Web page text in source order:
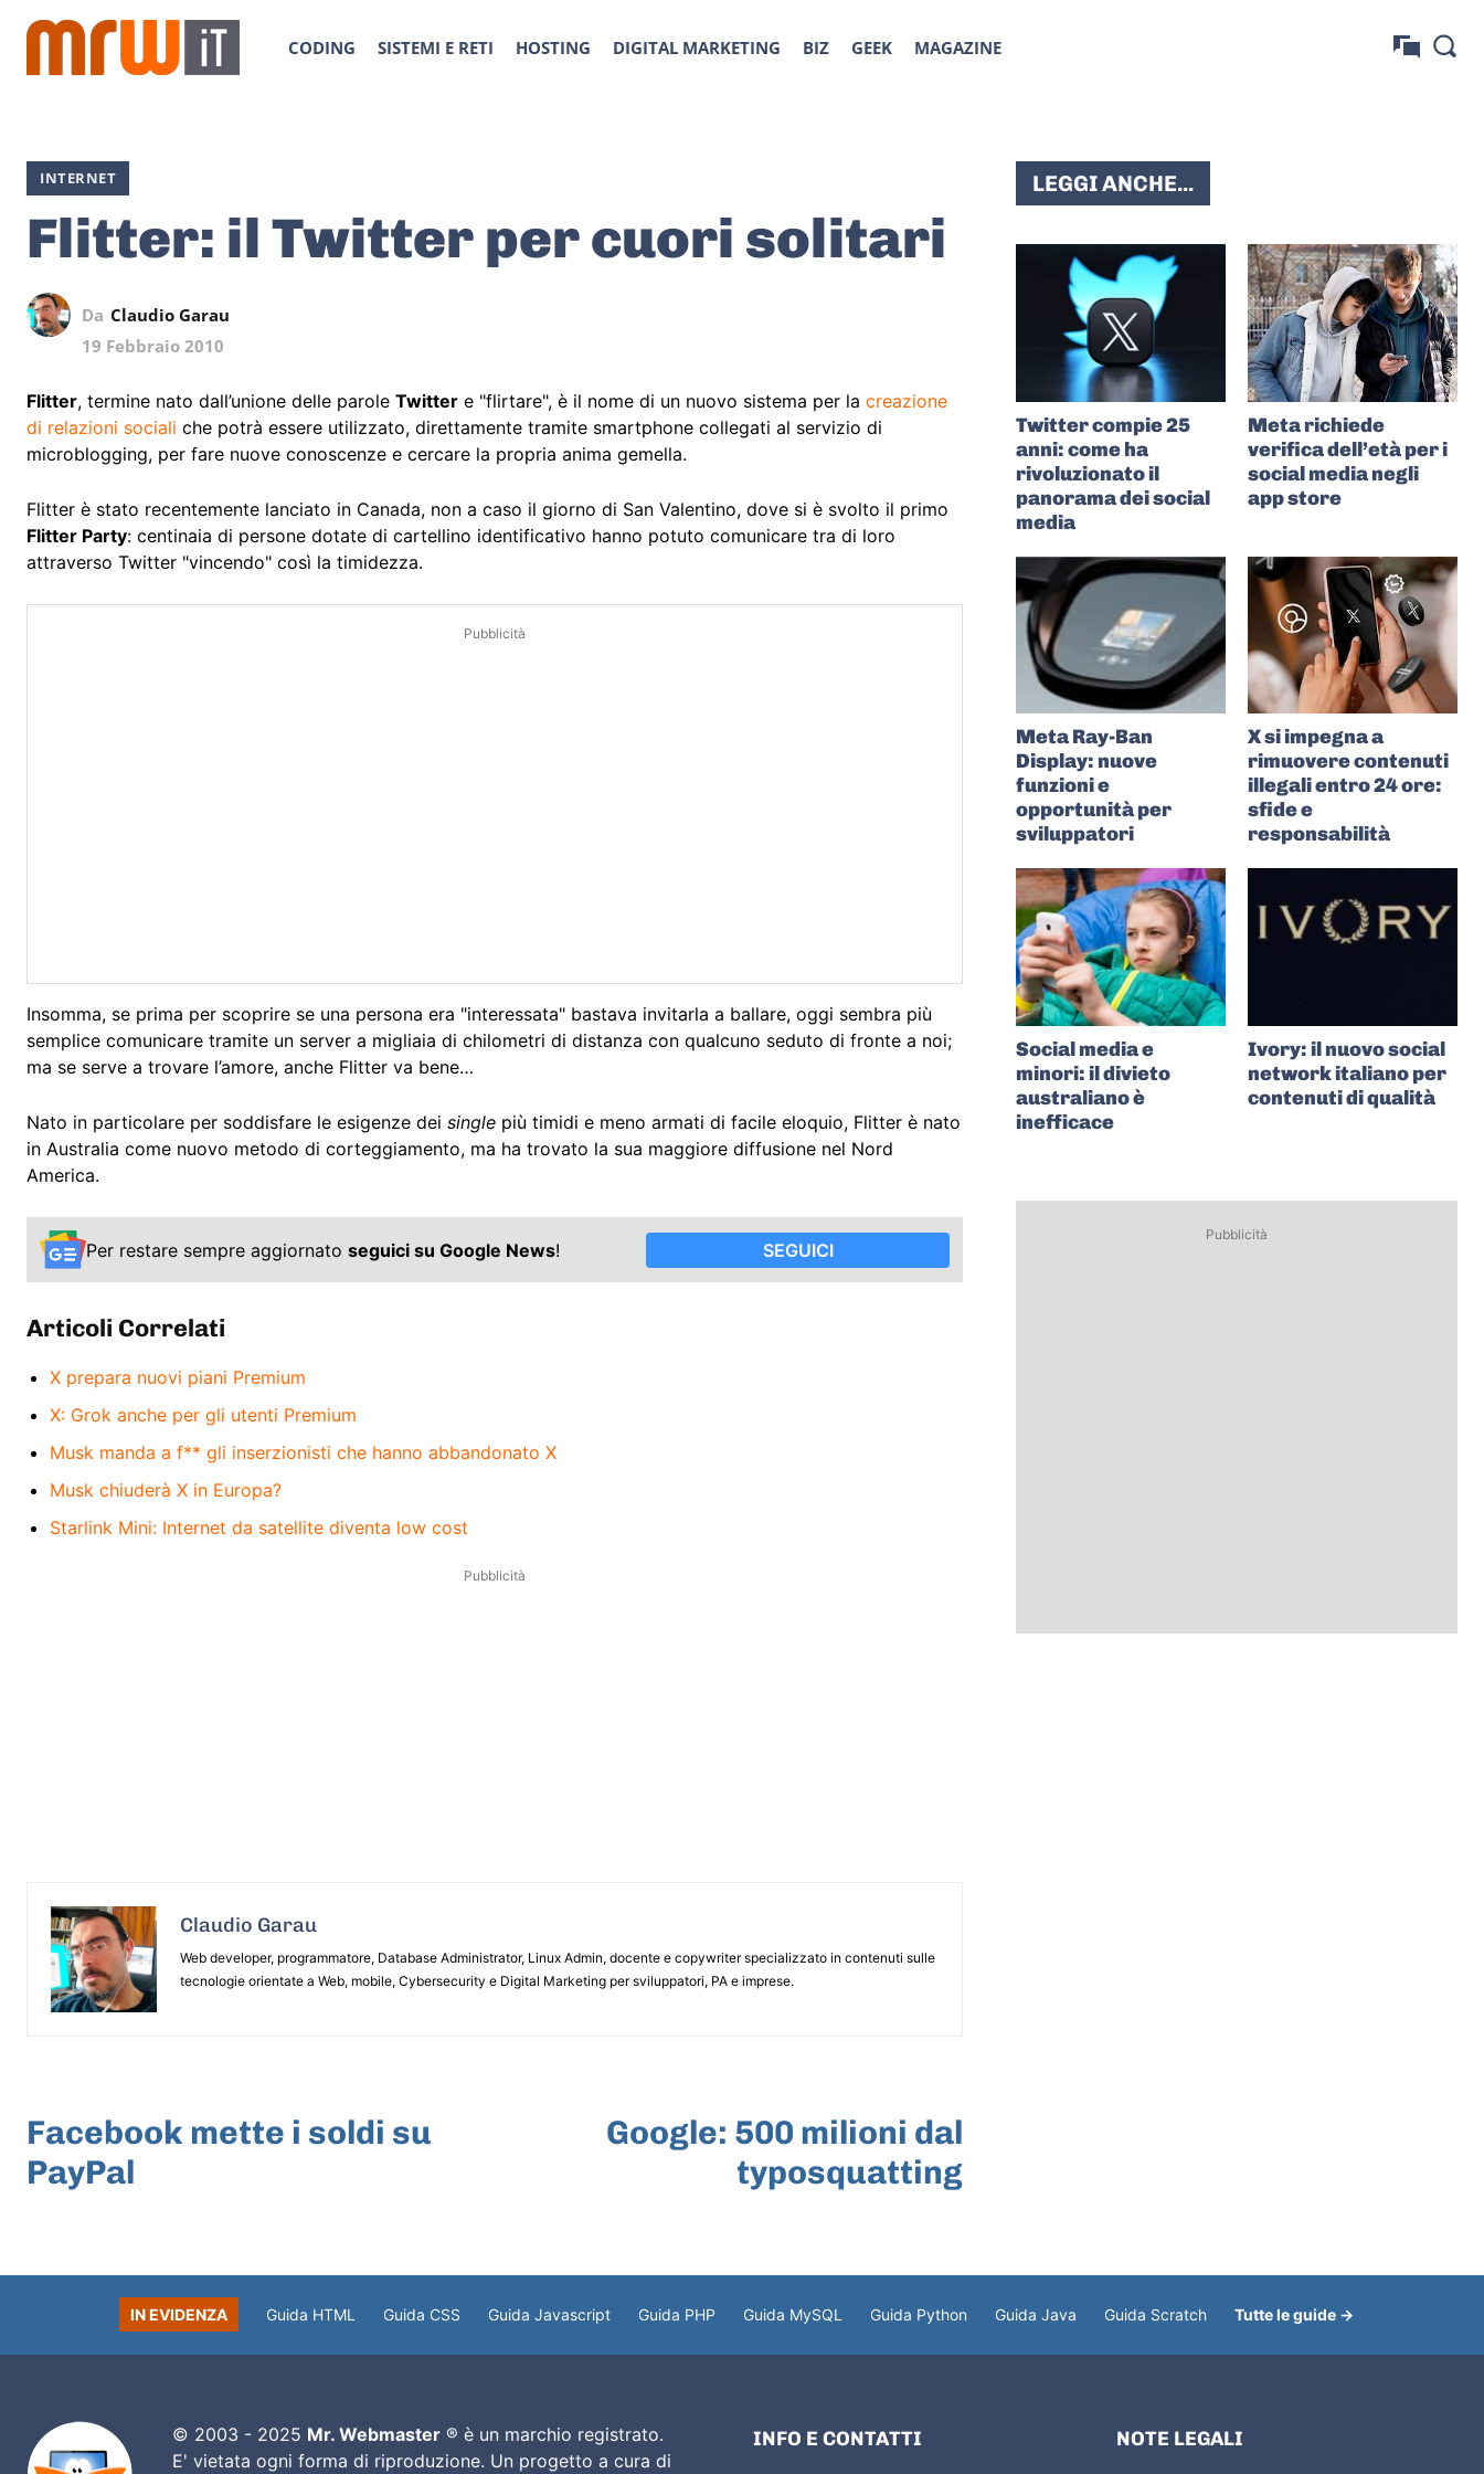
CODING SISTEMI E RETI HOSTING DIGITAL MARKETING BIZ GEEK MAGAZINE
INTERNET
Flitter: il Twitter per cuori solitari
Da Claudio Garau
19 Febbraio 2010
Flitter, termine nato dall’unione delle parole Twitter e "flirtare", è il nome di un nuovo sistema per la creazione
di relazioni sociali che potrà essere utilizzato, direttamente tramite smartphone collegati al servizio di
microblogging, per fare nuove conoscenze e cercare la propria anima gemella.
Flitter è stato recentemente lanciato in Canada, non a caso il giorno di San Valentino, dove si è svolto il primo
Flitter Party: centinaia di persone dotate di cartellino identificativo hanno potuto comunicare tra di loro
attraverso Twitter "vincendo" così la timidezza.
Pubblicità
Insomma, se prima per scoprire se una persona era "interessata" bastava invitarla a ballare, oggi sembra più
semplice comunicare tramite un server a migliaia di chilometri di distanza con qualcuno seduto di fronte a noi;
ma se serve a trovare l’amore, anche Flitter va bene…
Nato in particolare per soddisfare le esigenze dei single più timidi e meno armati di facile eloquio, Flitter è nato
in Australia come nuovo metodo di corteggiamento, ma ha trovato la sua maggiore diffusione nel Nord
America.
Per restare sempre aggiornato seguici su Google News! SEGUICI
Articoli Correlati
X prepara nuovi piani Premium
X: Grok anche per gli utenti Premium
Musk manda a f** gli inserzionisti che hanno abbandonato X
Musk chiuderà X in Europa?
Starlink Mini: Internet da satellite diventa low cost
Pubblicità
Claudio Garau
Web developer, programmatore, Database Administrator, Linux Admin, docente e copywriter specializzato in contenuti sulle
tecnologie orientate a Web, mobile, Cybersecurity e Digital Marketing per sviluppatori, PA e imprese.
Facebook mette i soldi su
PayPal
Google: 500 milioni dal
typosquatting
LEGGI ANCHE...
Twitter compie 25
anni: come ha
rivoluzionato il
panorama dei social
media
Meta richiede
verifica dell’età per i
social media negli
app store
Meta Ray-Ban
Display: nuove
funzioni e
opportunità per
sviluppatori
X si impegna a
rimuovere contenuti
illegali entro 24 ore:
sfide e
responsabilità
Social media e
minori: il divieto
australiano è
inefficace
Ivory: il nuovo social
network italiano per
contenuti di qualità
Pubblicità
IN EVIDENZA Guida HTML Guida CSS Guida Javascript Guida PHP Guida MySQL Guida Python Guida Java Guida Scratch Tutte le guide →
© 2003 - 2025 Mr. Webmaster® è un marchio registrato.
E' vietata ogni forma di riproduzione. Un progetto a cura di
INFO E CONTATTI NOTE LEGALI